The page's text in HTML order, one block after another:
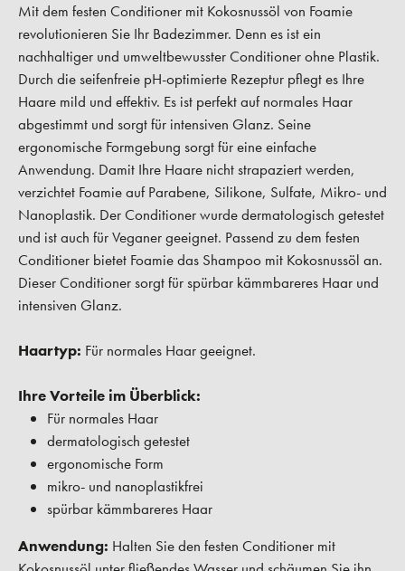
Mit dem festen Conditioner mit Kokosnussöl von Foamie
revolutionieren Sie Ihr Badezimmer. Denn es ist ein
nachhaltiger und umweltbewusster Conditioner ohne Plastik.
Durch die seifenfreie pH-optimierte Rezeptur pflegt es Ihre
Haare mild und effektiv. Es ist perfekt auf normales Haar
abgestimmt und sorgt für intensiven Glanz. Seine
ergonomische Formgebung sorgt für eine einfache
Anwendung. Damit Ihre Haare nicht strapaziert werden,
verzichtet Foamie auf Parabene, Silikone, Sulfate, Mikro- und
Nanoplastik. Der Conditioner wurde dermatologisch getestet
und ist auch für Veganer geeignet. Passend zu dem festen
Conditioner bietet Foamie das Shampoo mit Kokosnussöl an.
Dieser Conditioner sorgt für spürbar kämmbareres Haar und
intensiven Glanz.
Haartyp: Für normales Haar geeignet.
Ihre Vorteile im Überblick:
Für normales Haar
dermatologisch getestet
ergonomische Form
mikro- und nanoplastikfrei
spürbar kämmbareres Haar
Anwendung: Halten Sie den festen Conditioner mit